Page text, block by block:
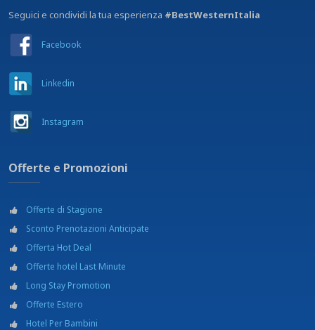
Seguici e condividi la tua esperienza #BestWesternItalia
Facebook
Linkedin
Instagram
Offerte e Promozioni
Offerte di Stagione
Sconto Prenotazioni Anticipate
Offerta Hot Deal
Offerte hotel Last Minute
Long Stay Promotion
Offerte Estero
Hotel Per Bambini